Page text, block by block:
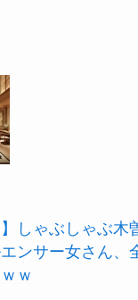
】しゃぶしゃぶ木
ンサー女さん、
ｗ